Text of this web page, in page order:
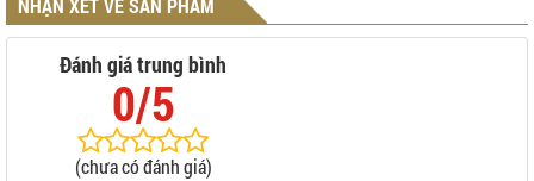
NHẬN XÉT VỀ SẢN PHẨM
Đánh giá trung bình
0/5
(chưa có đánh giá)